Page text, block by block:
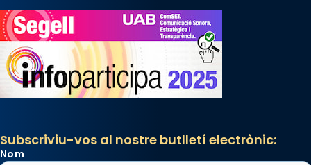
Subscriviu-vos al nostre butlletí electrònic:
Nom